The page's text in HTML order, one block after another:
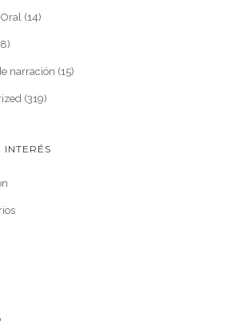
(14)
narración (15)
(319)
INTERÉS